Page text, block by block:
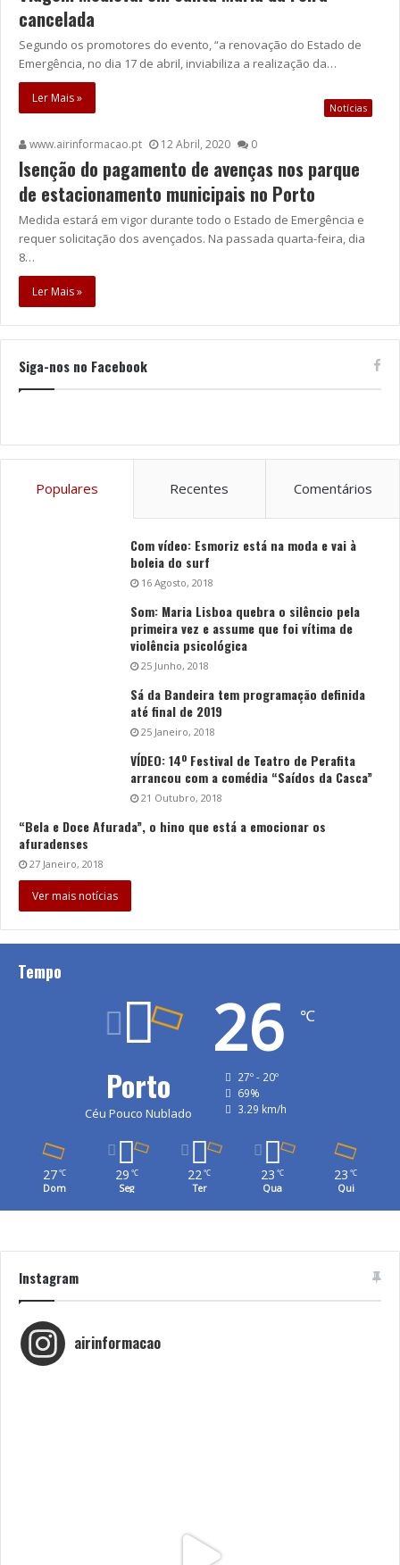
cancelada
Segundo os promotores do evento, “a renovação do Estado de
Emergência, no dia 17 de abril, inviabiliza a realização da…
Ler Mais »
Notícias
www.airinformacao.pt 12 Abril, 2020 0
Isenção do pagamento de avenças nos parque
de estacionamento municipais no Porto
Medida estará em vigor durante todo o Estado de Emergência e
requer solicitação dos avençados. Na passada quarta-feira, dia
8…
Ler Mais »
Siga-nos no Facebook
Populares Recentes Comentários
Com vídeo: Esmoriz está na moda e vai à
boleia do surf
16 Agosto, 2018
Som: Maria Lisboa quebra o silêncio pela
primeira vez e assume que foi vítima de
violência psicológica
25 Junho, 2018
Sá da Bandeira tem programação definida
até final de 2019
25 Janeiro, 2018
VÍDEO: 14º Festival de Teatro de Perafita
arrancou com a comédia “Saídos da Casca”
21 Outubro, 2018
“Bela e Doce Afurada”, o hino que está a emocionar os
afuradenses
27 Janeiro, 2018
Ver mais notícias
Tempo
Porto
Céu Pouco Nublado
26 ℃
27º - 20º
69%
3.29 km/h
27 ℃
Dom
29 ℃
Seg
22℃
Ter
23 ℃
Qua
23 ℃
Qui
Instagram
airinformacao